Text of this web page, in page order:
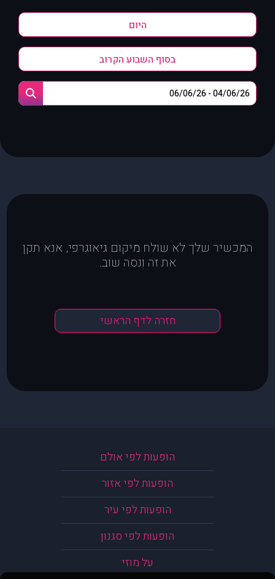
היום
בסוף השבוע הקרוב
המכשיר שלך לא שולח מיקום גיאוגרפי, אנא תקן
את זה ונסה שוב.
חזרה לדף הראשי
הופעות לפי אולם
הופעות לפי אזור
הופעות לפי עיר
הופעות לפי סגנון
על מוזי